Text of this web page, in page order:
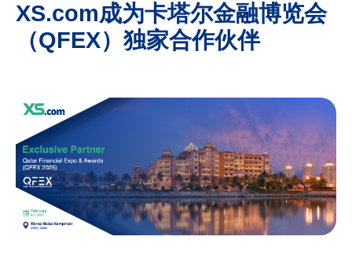
XS.com成为卡塔尔金融博览会
（QFEX）独家合作伙伴